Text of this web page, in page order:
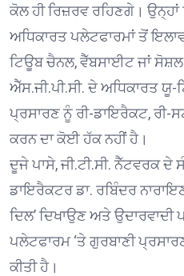
ਕੋਲ ਹੀ ਰਿਜ਼ਰਵ ਰਹਿਣਗੇ। ਉਨ੍ਹਾਂ
ਅਧਿਕਾਰਤ ਪਲੇਟਫਾਰਮਾਂ ਤੋਂ
ਟਿਊਬ ਚੈਨਲ, ਵੈੱਬਸਾਈਟ ਜਾਂ
ਐੱਸ.ਜੀ.ਪੀ.ਸੀ. ਦੇ ਅਧਿਕਾਰਤ
ਪ੍ਰਸਾਰਣ ਨੂੰ ਰੀ-ਡਾਇਰੈਕਟ, ਰੀ-
ਕਰਨ ਦਾ ਕੋਈ ਹੱਕ ਨਹੀਂ ਹੈ।
ਦੂਜੇ ਪਾਸੇ, ਜੀ.ਟੀ.ਸੀ. ਨੈੱਟਵਰਕ
ਡਾਇਰੈਕਟਰ ਡਾ. ਰਬਿੰਦਰ
ਦਿਲ’ ਦਿਖਾਉਣ ਅਤੇ
ਪਲੇਟਫਾਰਮ ‘ਤੇ ਗੁਰਬਾਣੀ
ਕੀਤੀ ਹੈ।